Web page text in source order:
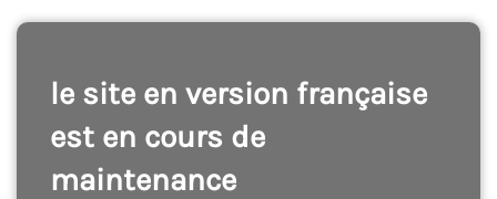
le site en version française
est en cours de
maintenance